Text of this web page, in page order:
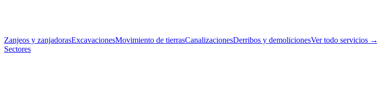
Zanjeos y zanjadorasExcavacionesMovimiento de tierrasCanalizacionesDerribos y demolicionesVer todo servicios →
Sectores